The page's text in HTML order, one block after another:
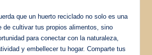
que un huerto reciclado no solo es una
de cultivar tus propios alimentos, sino
para conectar con la naturaleza,
y embellecer tu hogar. Comparte tus